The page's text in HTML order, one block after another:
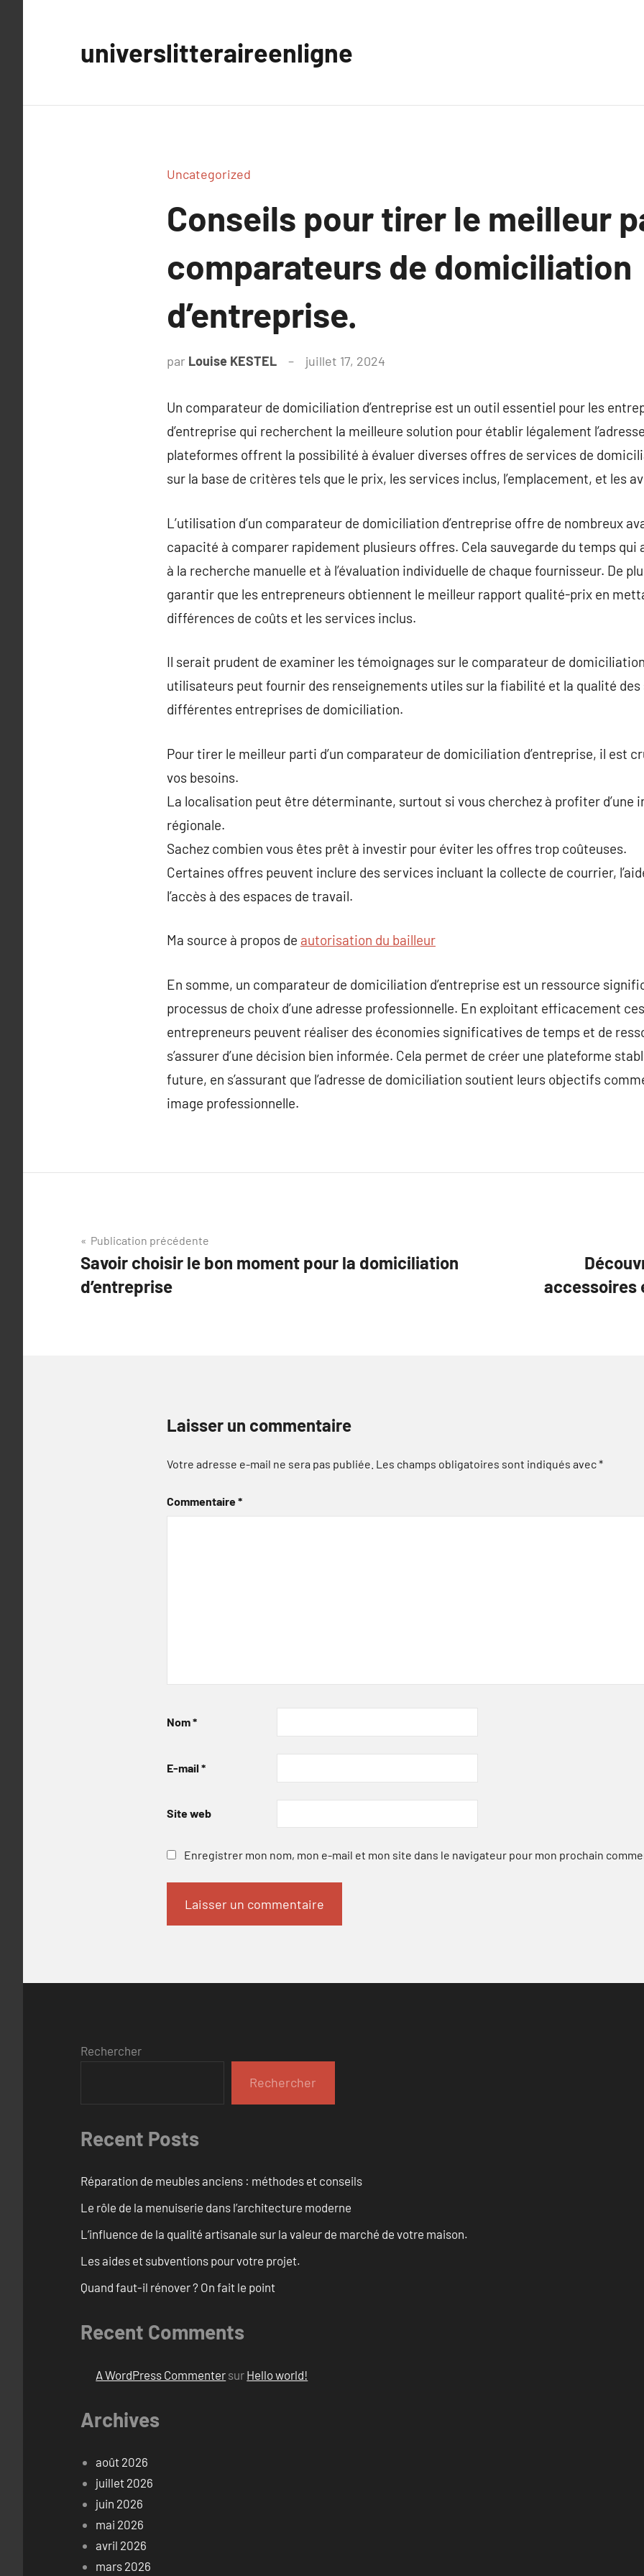
universlitteraireenligne
Uncategorized
Conseils pour tirer le meilleur
comparateurs de domiciliation
d’entreprise.
par Louise KESTEL juillet 17, 2024
Un comparateur de domiciliation d’entreprise est un outil essentiel pour les
d’entreprise qui recherchent la meilleure solution pour établir légalement
plateformes offrent la possibilité à évaluer diverses offres de services de
sur la base de critères tels que le prix, les services inclus, l’emplacement, et les
L’utilisation d’un comparateur de domiciliation d’entreprise offre de nombreux
capacité à comparer rapidement plusieurs offres. Cela sauvegarde du temps
à la recherche manuelle et à l’évaluation individuelle de chaque fournisseur. De
garantir que les entrepreneurs obtiennent le meilleur rapport qualité-prix en
différences de coûts et les services inclus.
Il serait prudent de examiner les témoignages sur le comparateur de
utilisateurs peut fournir des renseignements utiles sur la fiabilité et la qualité
différentes entreprises de domiciliation.
Pour tirer le meilleur parti d’un comparateur de domiciliation d’entreprise, il est
vos besoins.
La localisation peut être déterminante, surtout si vous cherchez à profiter d’une
régionale.
Sachez combien vous êtes prêt à investir pour éviter les offres trop coûteuses.
Certaines offres peuvent inclure des services incluant la collecte de courrier,
l’accès à des espaces de travail.
Ma source à propos de autorisation du bailleur
En somme, un comparateur de domiciliation d’entreprise est un ressource
processus de choix d’une adresse professionnelle. En exploitant efficacement
entrepreneurs peuvent réaliser des économies significatives de temps et de
s’assurer d’une décision bien informée. Cela permet de créer une plateforme
future, en s’assurant que l’adresse de domiciliation soutient leurs objectifs
image professionnelle.
Navigation
de
l’article
Publication précédente
Savoir choisir le bon moment pour la domiciliation
d’entreprise
accessoires
Laisser un commentaire
Votre adresse e-mail ne sera pas publiée. Les champs obligatoires sont indiqués avec*
Commentaire*
Nom*
E-mail *
Site web
Enregistrer mon nom, mon e-mail et mon site dans le navigateur pour mon prochain
Rechercher
Rechercher
Recent Posts
Réparation de meubles anciens : méthodes et conseils
Le rôle de la menuiserie dans l’architecture moderne
L’influence de la qualité artisanale sur la valeur de marché de votre maison.
Les aides et subventions pour votre projet.
Quand faut-il rénover ? On fait le point
Recent Comments
A WordPress Commenter sur Hello world!
Archives
août 2026
juillet 2026
juin 2026
mai 2026
avril 2026
mars 2026